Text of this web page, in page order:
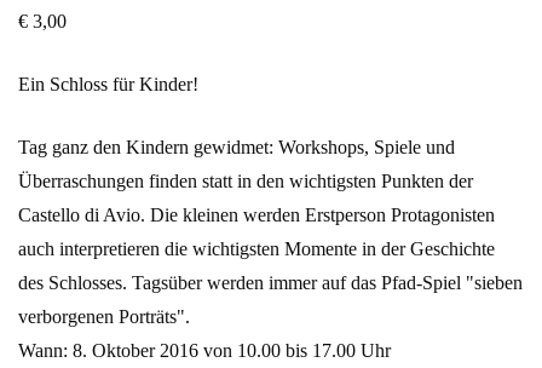
€ 3,00
Ein Schloss für Kinder!
Tag ganz den Kindern gewidmet: Workshops, Spiele und
Überraschungen finden statt in den wichtigsten Punkten der
Castello di Avio. Die kleinen werden Erstperson Protagonisten
auch interpretieren die wichtigsten Momente in der Geschichte
des Schlosses. Tagsüber werden immer auf das Pfad-Spiel "sieben
verborgenen Porträts".
Wann: 8. Oktober 2016 von 10.00 bis 17.00 Uhr